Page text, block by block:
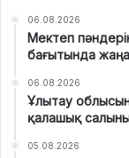
06.08.2026
Мектеп
бағытында
06.08.2026
Ұлытау
қалашық
05.08.2026